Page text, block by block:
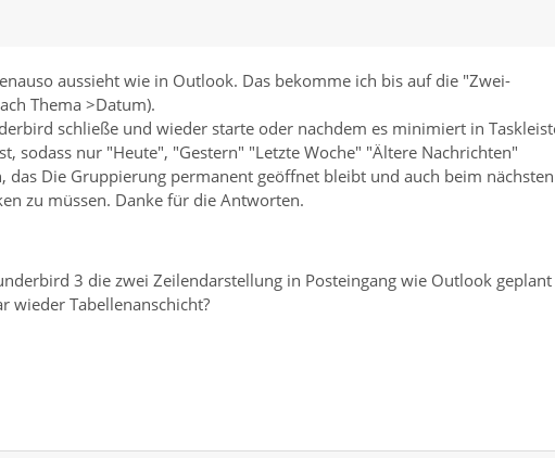
aussieht wie in Outlook. Das bekomme ich bis auf die "Zwei-
Thema >Datum).
schließe und wieder starte oder nachdem es minimiert in
sodass nur "Heute", "Gestern" "Letzte Woche" "Ältere Nachrichten"
das Die Gruppierung permanent geöffnet bleibt und auch beim nächsten
zu müssen. Danke für die Antworten.
3 die zwei Zeilendarstellung in Posteingang wie Outlook geplant
wieder Tabellenanschicht?